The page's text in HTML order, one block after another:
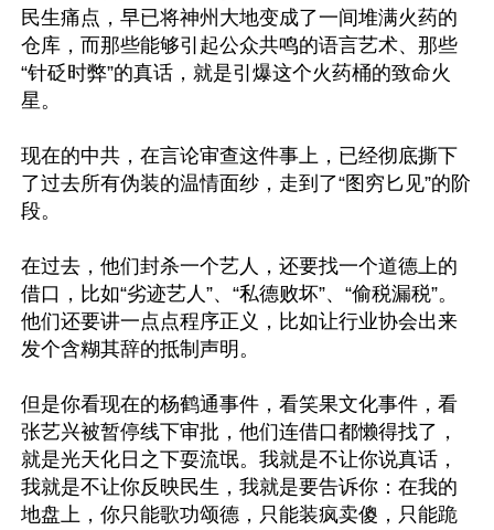
民生痛点，早已将神州大地变成了一间堆满火药的
仓库，而那些能够引起公众共鸣的语言艺术、那些
“针砭时弊”的真话，就是引爆这个火药桶的致命火
星。
现在的中共，在言论审查这件事上，已经彻底撕下
了过去所有伪装的温情面纱，走到了“图穷匕见”的阶
段。
在过去，他们封杀一个艺人，还要找一个道德上的
借口，比如“劣迹艺人”、“私德败坏”、“偷税漏税”。
他们还要讲一点点程序正义，比如让行业协会出来
发个含糊其辞的抵制声明。
但是你看现在的杨鹤通事件，看笑果文化事件，看
张艺兴被暂停线下审批，他们连借口都懒得找了，
就是光天化日之下耍流氓。我就是不让你说真话，
我就是不让你反映民生，我就是要告诉你：在我的
地盘上，你只能歌功颂德，只能装疯卖傻，只能跪